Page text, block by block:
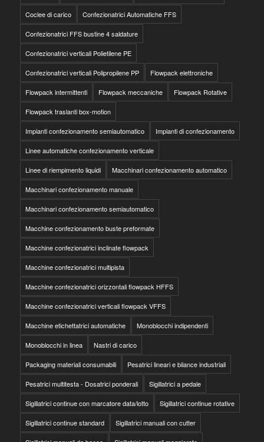
Coclee di carico Confezionatrici Automatiche FFS
Confezionatrici FFS bustine 4 saldature
Confezionatrici verticali Polietilene PE
Confezionatrici verticali Polipropilene PP Flowpack elettroniche
Flowpack intermittenti Flowpack meccaniche Flowpack Rotative
Flowpack traslanti box-motion
Impianti confezionamento semiautomatico Impianti di confezionamento
Linee automatiche confezionamento verticale
Linee di riempimento liquidi Macchinari confezionamento automatico
Macchinari confezionamento manuale
Macchinari confezionamento semiautomatico
Macchine confezionamento buste preformate
Macchine confezionatrici inclinate flowpack
Macchine confezionatrici multipista
Macchine confezionatrici orizzontali flowpack HFFS
Macchine confezionatrici verticali flowpack VFFS
Macchine etichettatrici automatiche Monoblocchi indipendenti
Monoblocchi in linea Nastri di carico
Packaging materiali consumabili Pesatrici lineari e bilance industriali
Pesatrici multitesta - Dosatrici ponderali Sigillatrici a pedale
Sigillatrici continue con marcatore data/lotto Sigillatrici continue rotative
Sigillatrici continue standard Sigillatrici manuali con cutter